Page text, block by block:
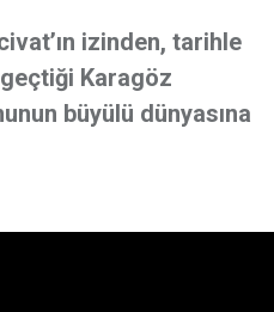
izinden, tarihle
Karagöz
büyülü dünyasına